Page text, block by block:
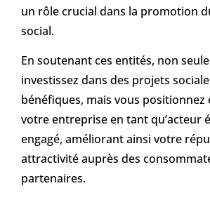
un rôle crucial dans la promotion
social.
En soutenant ces entités, non
investissez dans des projets
bénéfiques, mais vous positionnez
votre entreprise en tant qu’acteur
engagé, améliorant ainsi votre
attractivité auprès des
partenaires.